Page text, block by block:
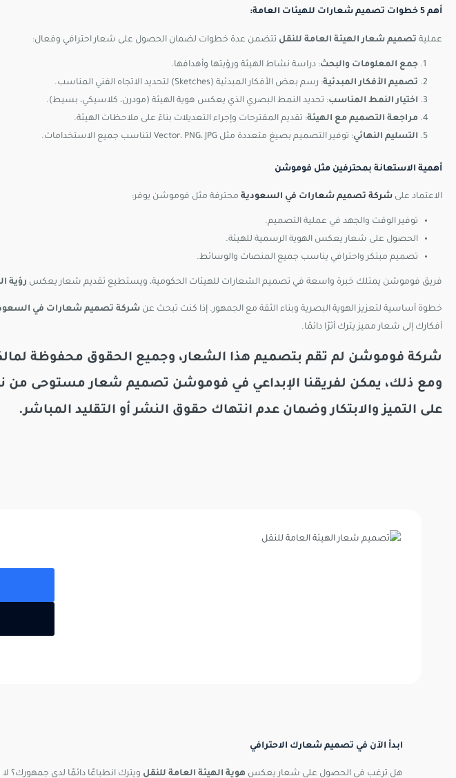
أهم 5 خطوات تصميم شعارات للهيئات العامة:
عملية تصميم شعار الهيئة العامة للنقل تتضمن عدة خطوات لضمان الحصول على شعار احترافي وفعال:
جمع المعلومات والبحث: دراسة نشاط الهيئة ورؤيتها وأهدافها.
تصميم الأفكار المبدئية: رسم بعض الأفكار المبدئية (Sketches) لتحديد الاتجاه الفني المناسب.
اختيار النمط المناسب: تحديد النمط البصري الذي يعكس هوية الهيئة (مودرن، كلاسيكي، بسيط).
مراجعة التصميم مع الهيئة: تقديم المقترحات وإجراء التعديلات بناءً على ملاحظات الهيئة.
التسليم النهائي: توفير التصميم بصيغ متعددة مثل Vector، PNG، JPG لتناسب جميع الاستخدامات.
أهمية الاستعانة بمحترفين مثل فوموشن
الاعتماد على شركة تصميم شعارات في السعودية محترفة مثل فوموشن يوفر:
توفير الوقت والجهد في عملية التصميم.
الحصول على شعار يعكس الهوية الرسمية للهيئة.
تصميم مبتكر واحترافي يناسب جميع المنصات والوسائط.
فريق فوموشن يمتلك خبرة واسعة في تصميم الشعارات للهيئات الحكومية، ويستطيع تقديم شعار يعكس رؤية
خطوة أساسية لتعزيز الهوية البصرية وبناء الثقة مع الجمهور. إذا كنت تبحث عن شركة تصميم شعارات في
أفكارك إلى شعار مميز يترك أثرًا دائمًا.
شركة فوموشن لم تقم بتصميم هذا الشعار، وجميع الحقوق محفوظة
ومع ذلك، يمكن لفريقنا الإبداعي في فوموشن تصميم شعار مستوحى من
على التميز والابتكار وضمان عدم انتهاك حقوق النشر أو التقليد المباشر.
ابدأ الآن في تصميم شعارك الاحترافي
هل ترغب في الحصول على شعار يعكس هوية الهيئة العامة للنقل ويترك انطباعًا دائمًا لدى جمهورك؟ لا